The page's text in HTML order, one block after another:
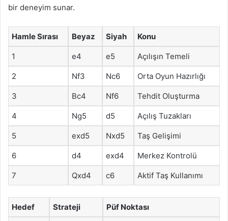
bir deneyim sunar.
Hamle Sırası Beyaz Siyah Konu
1 e4 e5 Açılışın Temeli
2 Nf3 Nc6 Orta Oyun Hazırlığı
3 Bc4 Nf6 Tehdit Oluşturma
4 Ng5 d5 Açılış Tuzakları
5 exd5 Nxd5 Taş Gelişimi
6 d4 exd4 Merkez Kontrolü
7 Qxd4 c6 Aktif Taş Kullanımı
Hedef Strateji Püf Noktası